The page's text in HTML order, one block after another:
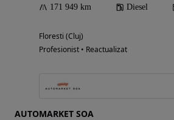
171 949 km Diesel
Floresti (Cluj)
Profesionist • Reactualizat
AUTOMARKET SOA